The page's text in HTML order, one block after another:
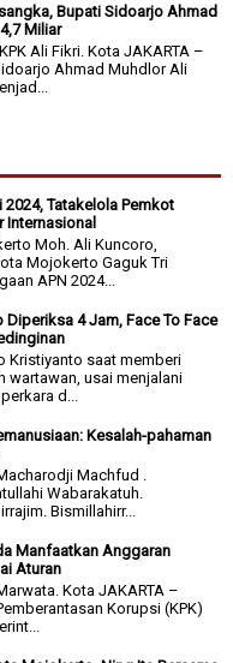
Bupati Sidoarjo Ahmad
Miliar
Ali Fikri. Kota JAKARTA –
Ahmad Muhdlor Ali
2024, Tatakelola Pemkot
Internasional
Moh. Ali Kuncoro,
Mojokerto Gaguk Tri
APN 2024...
Diperiksa 4 Jam, Face To Face
Kristiyanto saat memberi
wartawan, usai menjalani
d...
Kesalah-pahaman
Machfud .
Wabarakatuh.
Bismillahirr...
Manfaatkan Anggaran
Aturan
Kota JAKARTA –
Korupsi (KPK)